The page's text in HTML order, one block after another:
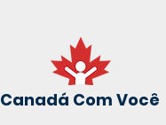
Canadá Com Você